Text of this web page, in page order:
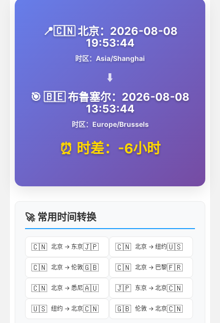
📍🇨🇳 北京：2026-08-08
19:53:44
时区：Asia/Shanghai
⬇️
🎯 🇧🇪 布鲁塞尔：2026-08-08
13:53:44
时区：Europe/Brussels
⏰ 时差：-6小时
🚀 常用时间转换
🇨🇳 北京 → 东京🇯🇵 🇨🇳 北京 → 纽约🇺🇸
🇨🇳 北京 → 伦敦🇬🇧 🇨🇳 北京 → 巴黎🇫🇷
🇨🇳 北京 → 悉尼🇦🇺 🇯🇵 东京 → 北京🇨🇳
🇺🇸 纽约 → 北京🇨🇳 🇬🇧 伦敦 → 北京🇨🇳